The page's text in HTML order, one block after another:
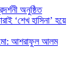
অনুষ্ঠিত
‘শেখ হাসিনা’ হয়ে
মো: আশরাফুল আলম